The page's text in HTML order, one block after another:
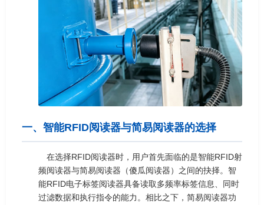
一、智能RFID阅读器与简易阅读器的选择
在选择RFID阅读器时，用户首先面临的是智能RFID射
频阅读器与简易阅读器（傻瓜阅读器）之间的抉择。智
能RFID电子标签阅读器具备读取多频率标签信息、同时
过滤数据和执行指令的能力。相比之下，简易阅读器功